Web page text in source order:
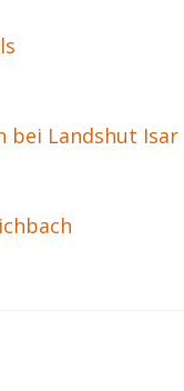
bei Landshut Isar